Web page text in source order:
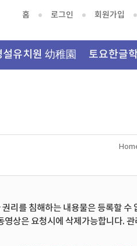
홈 로그인 회원가입
설유치원 幼稚園 토요한글
리를 침해하는 내용물은 등록할 수
상은 요청시에 삭제가능합니다. 관